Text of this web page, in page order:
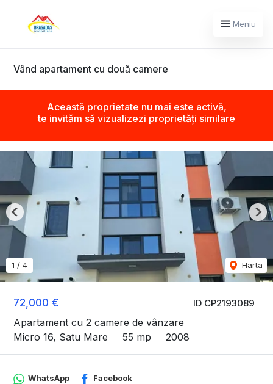
Meniu
Vând apartament cu două camere
Această proprietate nu mai este activă,
te invităm să vizualizezi proprietăți similare
ID CP2193089
72,000 €
Apartament cu 2 camere de vânzare
Micro 16, Satu Mare
55 mp 2008
1 / 4 Harta
Previous
WhatsApp Facebook